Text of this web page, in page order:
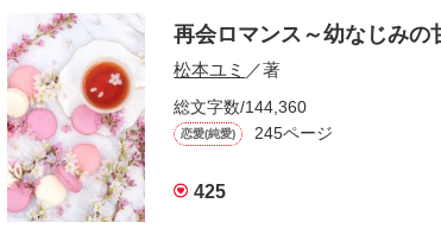
再会ロマンス～幼なじみの
松本ユミ ／著
総文字数/144,360
恋愛(純愛) 245ページ
425